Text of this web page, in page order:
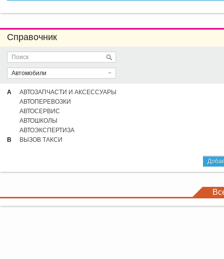
Справочник
Автомобили
А
АВТОЗАПЧАСТИ И АКСЕССУАРЫ
АВТОПЕРЕВОЗКИ
АВТОСЕРВИС
АВТОШКОЛЫ
АВТОЭКСПЕРТИЗА
В
ВЫЗОВ ТАКСИ